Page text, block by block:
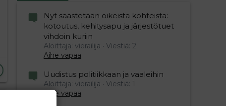
Nyt säästetään oikeista kohteista:
kotoutus, kehitysapu ja järjestötuet
vihdoin kuriin
Aloittaja: vierailija
Viestiä: 2
Aihe vapaa
Uudistus politiikkaan ja vaaleihin
Aloittaja: vierailija
Viestiä: 1
Aihe vapaa